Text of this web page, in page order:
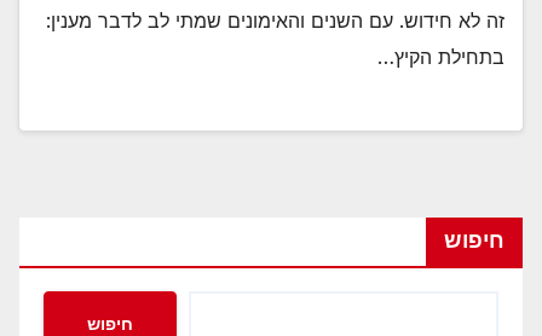
זה לא חידוש. עם השנים והאימונים שמתי לב לדבר מענין:
בתחילת הקיץ…
חיפוש
חיפוש